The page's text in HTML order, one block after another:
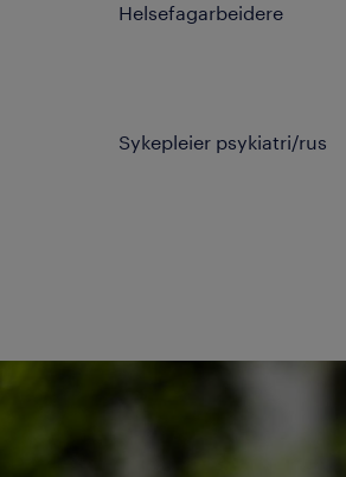
Helsefagarbeidere
Sykepleier psykiatri/rus